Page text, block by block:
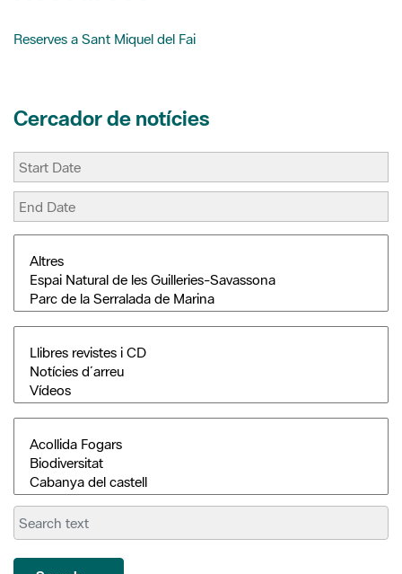
Reserves a Sant Miquel del Fai
Cercador de notícies